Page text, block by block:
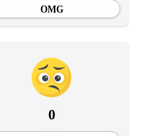
OMG
0